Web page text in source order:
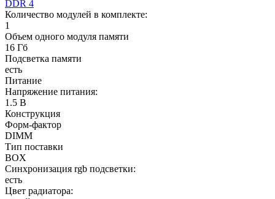
DDR 4
Количество модулей в комплекте:
1
Объем одного модуля памяти
16 Гб
Подсветка памяти
есть
Питание
Напряжение питания:
1.5 В
Конструкция
Форм-фактор
DIMM
Тип поставки
BOX
Синхронизация rgb подсветки:
есть
Цвет радиатора: